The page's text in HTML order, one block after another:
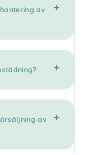
av
av